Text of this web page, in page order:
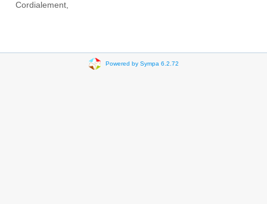
Cordialement,
Powered by Sympa 6.2.72